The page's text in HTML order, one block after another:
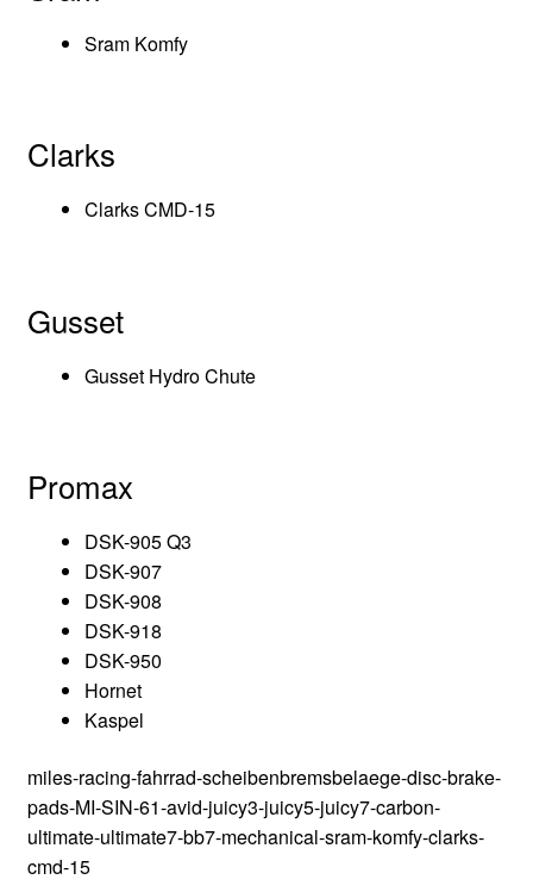
Sram Komfy
Clarks
Clarks CMD-15
Gusset
Gusset Hydro Chute
Promax
DSK-905 Q3
DSK-907
DSK-908
DSK-918
DSK-950
Hornet
Kaspel
miles-racing-fahrrad-scheibenbremsbelaege-disc-brake-
pads-MI-SIN-61-avid-juicy3-juicy5-juicy7-carbon-
ultimate-ultimate7-bb7-mechanical-sram-komfy-clarks-
cmd-15